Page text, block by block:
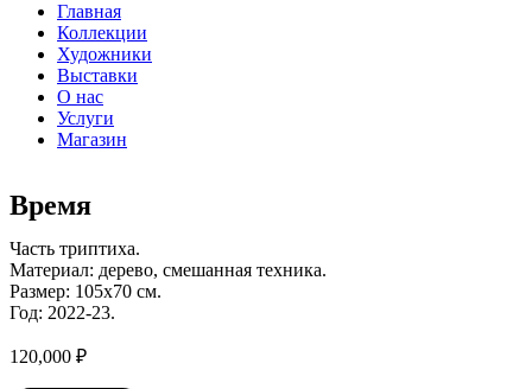
Главная
Коллекции
Художники
Выставки
О нас
Услуги
Магазин
Время
Часть триптиха.
Материал: дерево, смешанная техника.
Размер: 105х70 см.
Год: 2022-23.
120,000 ₽